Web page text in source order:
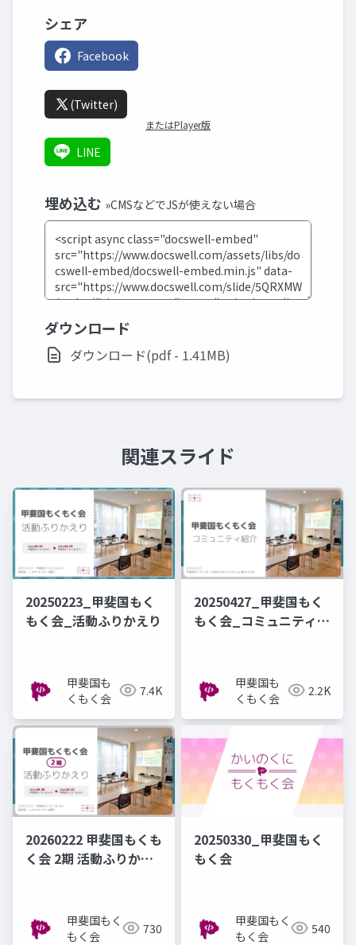
シェア
Facebook
(Twitter)
またはPlayer版
LINE
埋め込む »CMSなどでJSが使えない場合
ダウンロード
ダウンロード(pdf - 1.41MB)
関連スライド
20250223_甲斐国もく
もく会_活動ふりかえり
甲斐国も
くもく会
7.4K
20250427_甲斐国もく
もく会_コミュニティ紹
甲斐国も
くもく会
2.2K
20260222 甲斐国もくも
く会 2期 活動ふりかえ
甲斐国もく
もく会
730
20250330_甲斐国もく
もく会
甲斐国もく
もく会
540